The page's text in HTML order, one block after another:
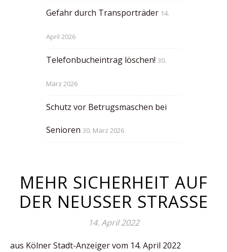
Gefahr durch Transporträder 14.
April 2026
Telefonbucheintrag löschen! 30.
März 2026
Schutz vor Betrugsmaschen bei
Senioren 30. März 2026
MEHR SICHERHEIT AUF
DER NEUSSER STRASSE
14. April 2022
aus Kölner Stadt-Anzeiger vom 14. April 2022